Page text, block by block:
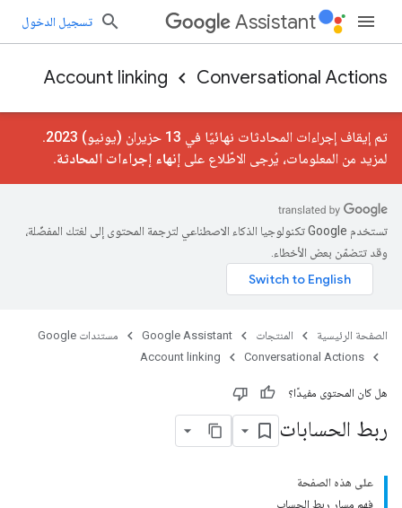
Assistant تسجيل الدخول
Conversational Actions
Account linking
تم إيقاف إجراءات المحادثات نهائيًا في 13 حزيران (يونيو) 2023.
لمزيد من المعلومات، يُرجى الاطّلاع على إنهاء إجراءات المحادثة.
تستخدم Google تكنولوجيا الذكاء الاصطناعي لترجمة المحتوى إلى لغتك المفضّلة،
وقد تتضمّن بعض الأخطاء.
الصفحة الرئيسية المنتجات Google Assistant
مستندات Google
Conversational Actions
Account linking
هل كان المحتوى مفيدًا؟
ربط الحسابات
على هذه الصفحة
فهم مسار ربط الحساب